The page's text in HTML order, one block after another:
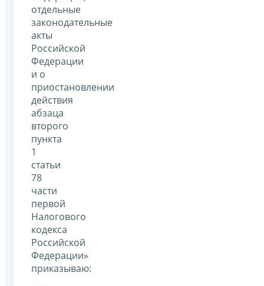
отдельные
законодательные
акты
Российской
Федерации
и о
приостановлении
действия
абзаца
второго
пункта
1
статьи
78
части
первой
Налогового
кодекса
Российской
Федерации»
приказываю: